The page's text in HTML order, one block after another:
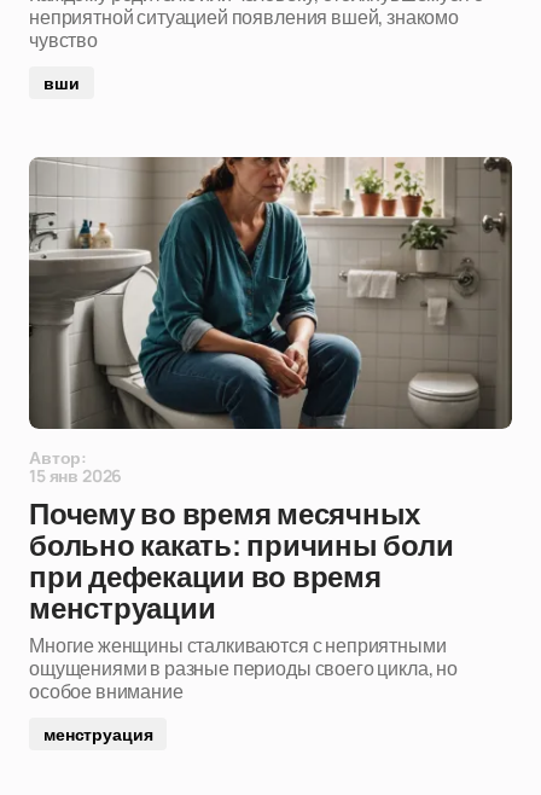
неприятной ситуацией появления вшей, знакомо
чувство
вши
Автор:
15 янв 2026
Почему во время месячных
больно какать: причины боли
при дефекации во время
менструации
Многие женщины сталкиваются с неприятными
ощущениями в разные периоды своего цикла, но
особое внимание
менструация